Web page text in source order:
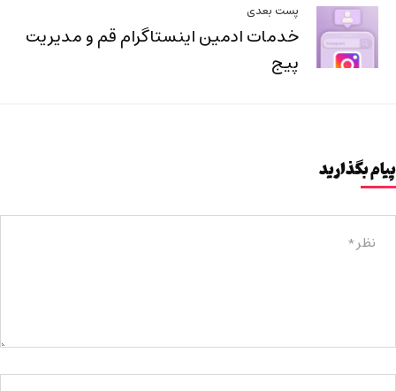
پست بعدی
خدمات ادمین اینستاگرام قم و مدیریت
پیج
پیام بگذارید